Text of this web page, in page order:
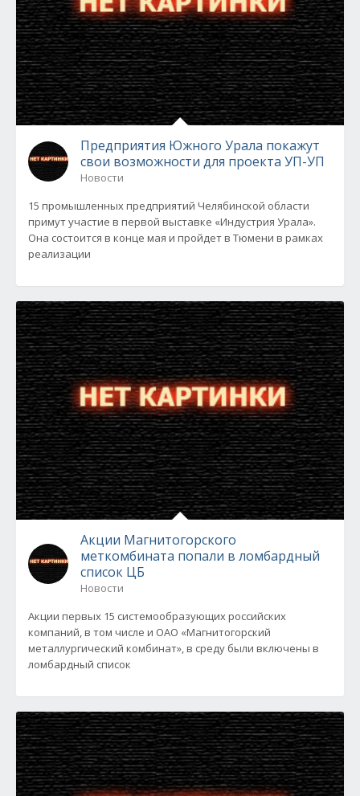
Предприятия Южного Урала покажут
свои возможности для проекта УП-УП
Новости
15 промышленных предприятий Челябинской области
примут участие в первой выставке «Индустрия Урала».
Она состоится в конце мая и пройдет в Тюмени в рамках
реализации
Акции Магнитогорского
меткомбината попали в ломбардный
список ЦБ
Новости
Акции первых 15 системообразующих российских
компаний, в том числе и ОАО «Магнитогорский
металлургический комбинат», в среду были включены в
ломбардный список